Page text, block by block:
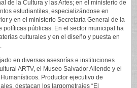
de la Cultura y las Artes; en el ministerio de
estudiantiles, especializándose en
y en el ministerio Secretaría General de la
políticas públicas. En el sector municipal ha
culturales y en el diseño y puesta en
en diversas asesorías e instituciones
ARTV, el Museo Salvador Allende y el
Productor ejecutivo de
destacan los largometrajes “El